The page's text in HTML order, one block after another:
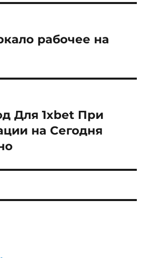
рабочее на
Для 1xbet При
на Сегодня